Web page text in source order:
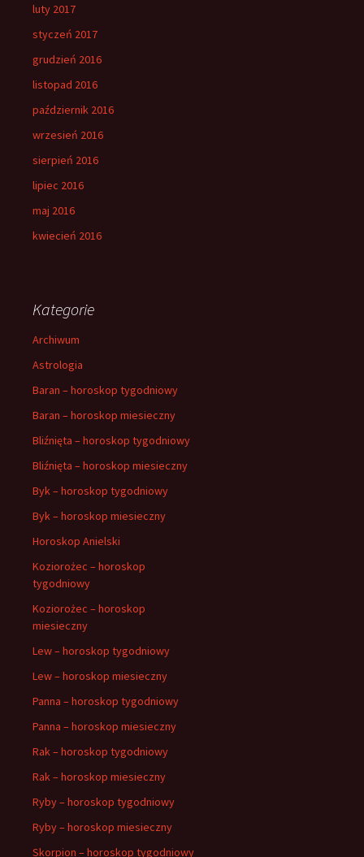
luty 2017
styczeń 2017
grudzień 2016
listopad 2016
październik 2016
wrzesień 2016
sierpień 2016
lipiec 2016
maj 2016
kwiecień 2016
Kategorie
Archiwum
Astrologia
Baran – horoskop tygodniowy
Baran – horoskop miesieczny
Bliźnięta – horoskop tygodniowy
Bliźnięta – horoskop miesieczny
Byk – horoskop tygodniowy
Byk – horoskop miesieczny
Horoskop Anielski
Koziorożec – horoskop
tygodniowy
Koziorożec – horoskop
miesieczny
Lew – horoskop tygodniowy
Lew – horoskop miesieczny
Panna – horoskop tygodniowy
Panna – horoskop miesieczny
Rak – horoskop tygodniowy
Rak – horoskop miesieczny
Ryby – horoskop tygodniowy
Ryby – horoskop miesieczny
Skorpion – horoskop tygodniowy